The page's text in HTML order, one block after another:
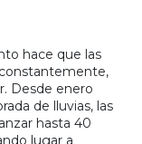
hace que las
Desde enero
de lluvias, las
hasta 40
lugar a